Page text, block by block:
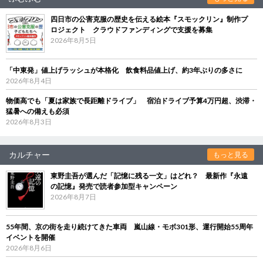
四日市の公害克服の歴史を伝える絵本『スモックリン』制作プ
ロジェクト クラウドファンディングで支援を募集
2026年8月5日
「中東発」値上げラッシュが本格化 飲食料品値上げ、約3年ぶりの多さに
2026年8月4日
物価高でも「夏は家族で長距離ドライブ」 宿泊ドライブ予算4万円超、渋滞・
猛暑への備えも必須
2026年8月3日
カルチャー もっと見る
東野圭吾が選んだ「記憶に残る一文」はどれ？ 最新作『永遠
の記憶』発売で読者参加型キャンペーン
2026年8月7日
55年間、京の街を走り続けてきた車両 嵐山線・モボ301形、運行開始55周年
イベントを開催
2026年8月6日